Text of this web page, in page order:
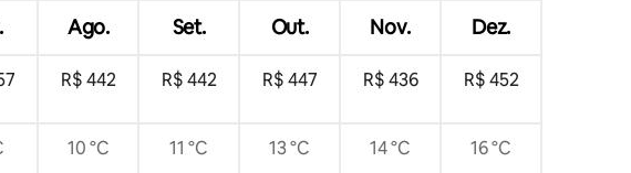
Ago. Set. Out. Nov. Dez.
R$ 442 R$ 442 R$ 447 R$ 436 R$ 452
10 °C 11 °C 13 °C 14 °C 16 °C